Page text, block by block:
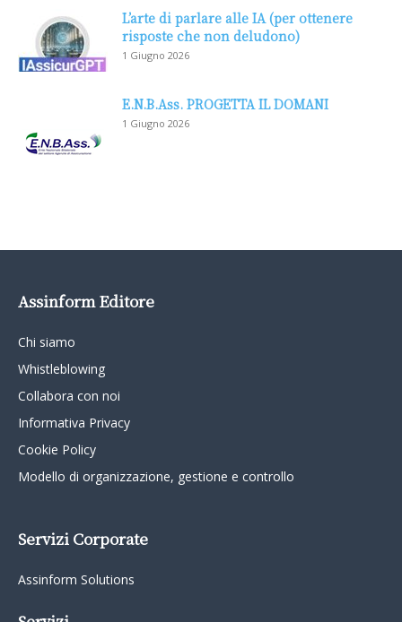
L’arte di parlare alle IA (per ottenere
risposte che non deludono)
1 Giugno 2026
E.N.B.Ass. PROGETTA IL DOMANI
1 Giugno 2026
Assinform Editore
Chi siamo
Whistleblowing
Collabora con noi
Informativa Privacy
Cookie Policy
Modello di organizzazione, gestione e controllo
Servizi Corporate
Assinform Solutions